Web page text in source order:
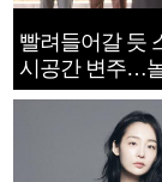
빨려들어갈 듯
시공간 변주…
지는 ‘전쟁 속죄’